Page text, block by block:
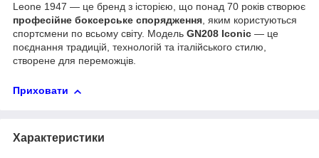
Leone 1947 — це бренд з історією, що понад 70 років створює
професійне боксерське спорядження, яким користуються
спортсмени по всьому світу. Модель GN208 Iconic — це
поєднання традицій, технологій та італійського стилю,
створене для переможців.
Приховати
Характеристики